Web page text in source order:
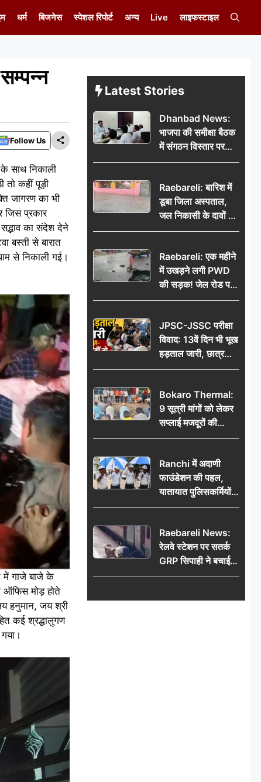
धर्म बिजनेस स्पेशल रिपोर्ट अन्य Live लाइफस्टाइल
Follow Us
के साथ निकाली
तो कहीं पूड़ी
जागरण का भी
जिस प्रकार
का संदेश देने
बस्ती से बारात
से निकाली गई।
में गाजे बाजे के
ऑफिस मोड़ होते
हनुमान, जय श्री
कई श्रद्धालुगण
Latest Stories
Dhanbad News:
भाजपा की समीक्षा बैठक
में संगठन विस्तार पर
मंथन, बीडीओ से
जनसमस्याओं का विवरण
Raebareli: बारिश में
डूबा जिला अस्पताल,
जल निकासी के दावों की
खुली पोल
Raebareli: एक महीने
में उखड़ने लगी PWD
की सड़क! जेल रोड पर
गड्ढे ने खोली निर्माण
की उठी मांग
JPSC-JSSC परीक्षा
विवाद: 13वें दिन भी भूख
हड़ताल जारी, छात्र
बोले- जांच नहीं तो
Bokaro Thermal:
9 सूत्री मांगों को लेकर
सप्लाई मजदूरों की
हुंकार, 12 अगस्त के
Ranchi में अदाणी
फाउंडेशन की पहल,
यातायात पुलिसकर्मियों
को वितरित किए गए छाते
Raebareli News:
रेलवे स्टेशन पर सतर्क
GRP सिपाही ने बचाई
महिला की जान, चलती
हादसा टला; घटना